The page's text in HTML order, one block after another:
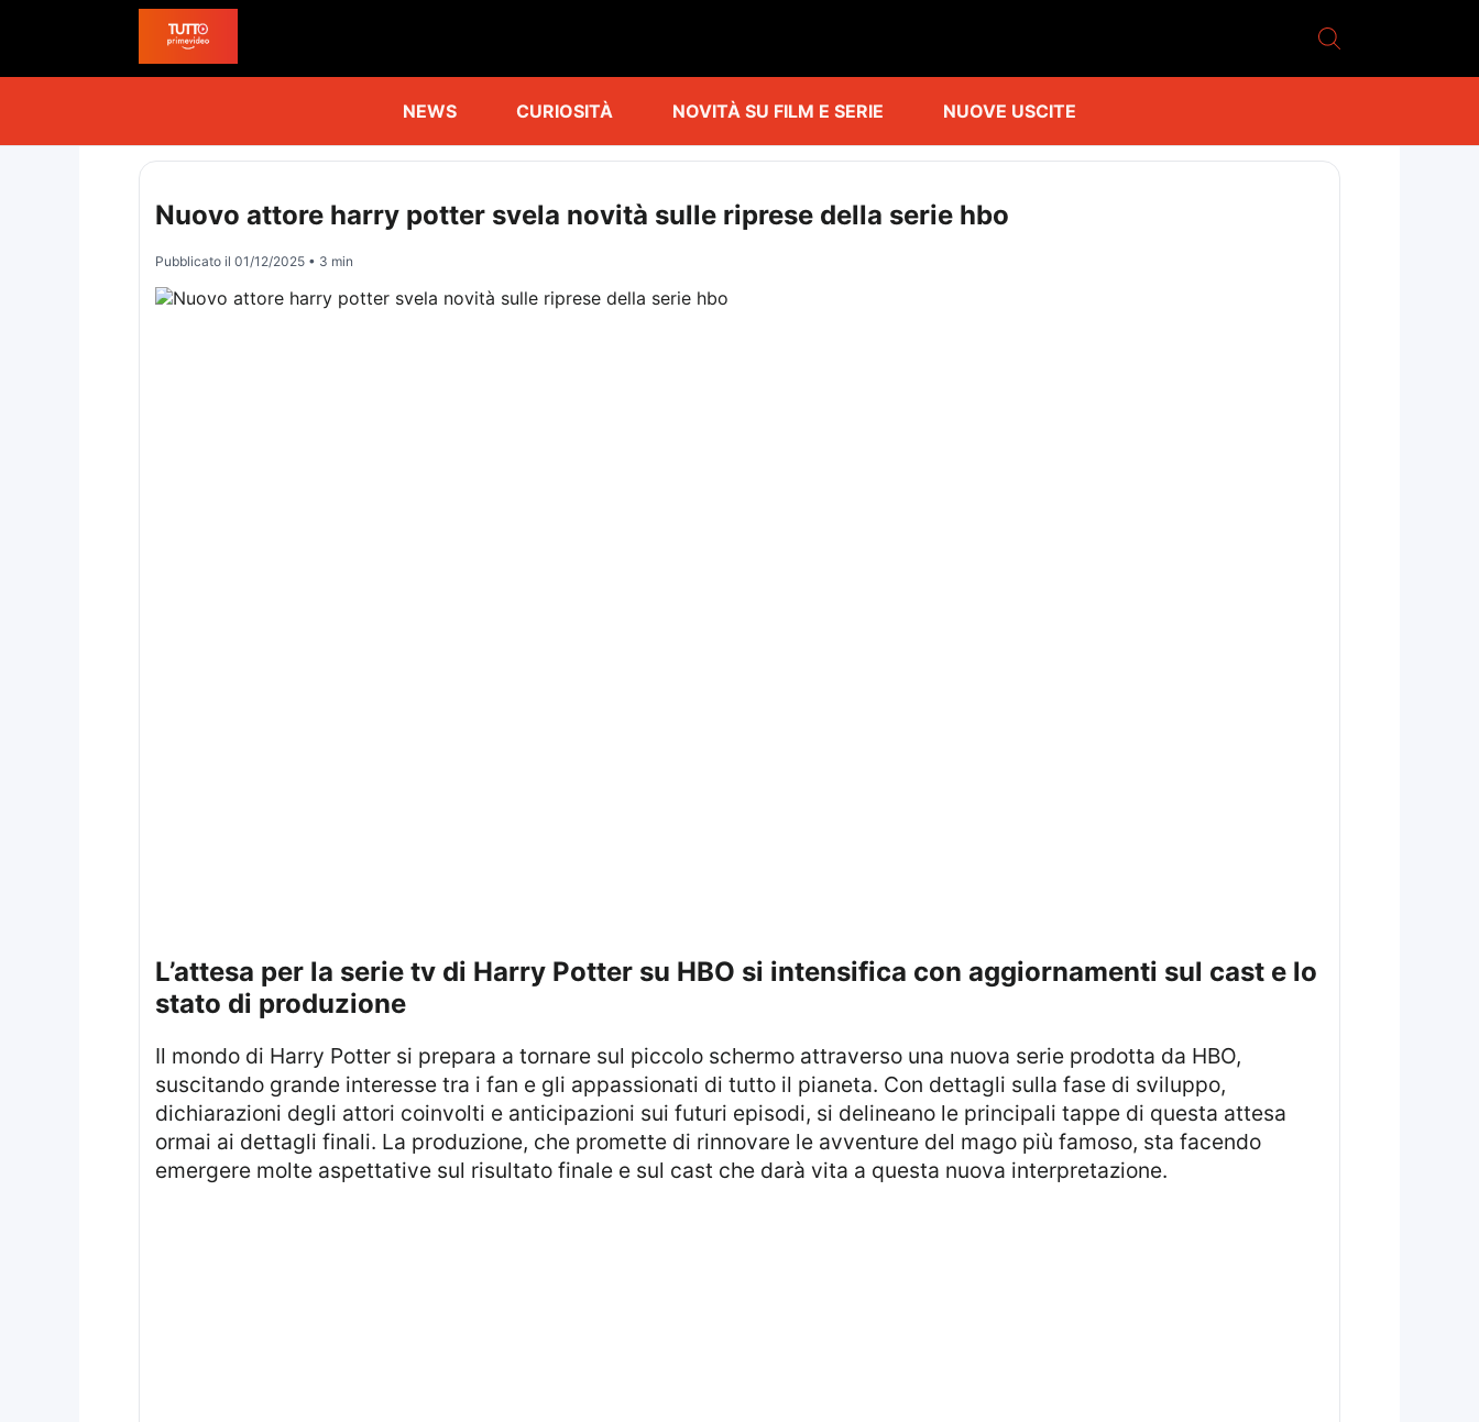
NEWS CURIOSITÀ NOVITÀ SU FILM E SERIE NUOVE USCITE
Nuovo attore harry potter svela novità sulle riprese della serie hbo
Pubblicato il 01/12/2025• 3 min
l’attesa per la serie tv di Harry Potter su HBO si intensifica con aggiornamenti sul cast e lo
stato di produzione
Il mondo di Harry Potter si prepara a tornare sul piccolo schermo attraverso una nuova serie prodotta da HBO,
suscitando grande interesse tra i fan e gli appassionati di tutto il pianeta. Con dettagli sulla fase di sviluppo,
dichiarazioni degli attori coinvolti e anticipazioni sui futuri episodi, si delineano le principali tappe di questa attesa
ormai ai dettagli finali. La produzione, che promette di rinnovare le avventure del mago più famoso, sta facendo
emergere molte aspettative sul risultato finale e sul cast che darà vita a questa nuova interpretazione.